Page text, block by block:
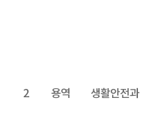
2 용역 생활안전과